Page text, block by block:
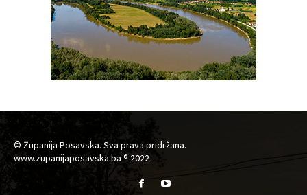
© Županija Posavska. Sva prava pridržana.
www.zupanijaposavska.ba ® 2022